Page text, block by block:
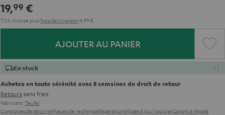
19,99 €
TVA incluse plusfrais de livraison 4,99 €
AJOUTER AU PANIER
En stock
Achetez en toute sérénité avec 8 semaines de droit de retour
Retourssans frais
Fabricant: Teufel
Consignes de sécuritéPièces de rechangeRéparationsMises à jour logicielGarantie légale